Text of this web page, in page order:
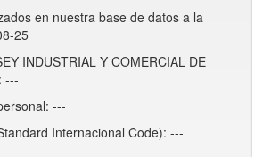
en nuestra base de datos a la
25
INDUSTRIAL Y COMERCIAL DE
---
---
Internacional Code): ---